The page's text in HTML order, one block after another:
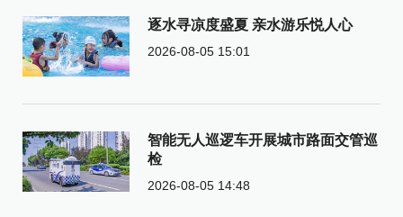
逐水寻凉度盛夏 亲水游乐悦人心
2026-08-05 15:01
智能无人巡逻车开展城市路面交管巡
检
2026-08-05 14:48